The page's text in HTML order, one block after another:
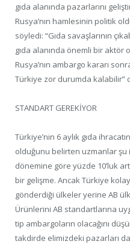
gıda alanında pazarlarını
Rusya’nın hamlesinin politik
söyledi: “Gıda savaşlarının
gıda alanında önemli bir aktör
Rusya’nın ambargo kararı
Türkiye zor durumda kalabilir”
STANDART GEREKİYOR
Türkiye’nin 6 aylık gıda
olduğunu belirten uzmanlar şu
dönemine göre yüzde 10’luk
bir gelişme. Ancak Türkiye
gönderdiği ülkeler yerine AB
Ürünlerini AB standartlarına
tip ambargoların olacağını
takdirde elimizdeki pazarları